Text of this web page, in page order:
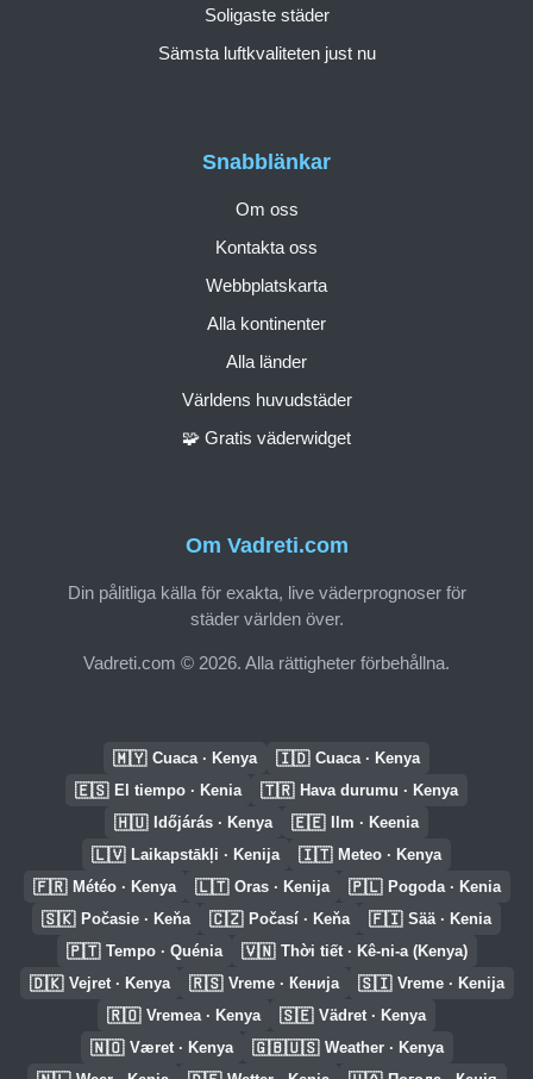
Om Vadreti.com
Din pålitliga källa för exakta, live väderprognoser för
städer världen över.
Vadreti.com © 2026. Alla rättigheter förbehållna.
Snabblänkar
Om oss
Kontakta oss
Webbplatskarta
Alla kontinenter
Alla länder
Världens huvudstäder
🧩 Gratis väderwidget
Soligaste städer
Sämsta luftkvaliteten just nu
🇲🇾 Cuaca · Kenya 🇮🇩 Cuaca · Kenya
🇪🇸 El tiempo · Kenia 🇹🇷 Hava durumu · Kenya
🇭🇺 Időjárás · Kenya 🇪🇪 Ilm · Keenia
🇱🇻 Laikapstākļi · Kenija 🇮🇹 Meteo · Kenya
🇫🇷 Météo · Kenya 🇱🇹 Oras · Kenija 🇵🇱 Pogoda · Kenia
🇸🇰 Počasie · Keňa 🇨🇿 Počasí · Keňa 🇫🇮 Sää · Kenia
🇵🇹 Tempo · Quénia 🇻🇳 Thời tiết · Kê-ni-a (Kenya)
🇩🇰 Vejret · Kenya 🇷🇸 Vreme · Кенија 🇸🇮 Vreme · Kenija
🇷🇴 Vremea · Kenya 🇸🇪 Vädret · Kenya
🇳🇴 Været · Kenya 🇬🇧🇺🇸 Weather · Kenya